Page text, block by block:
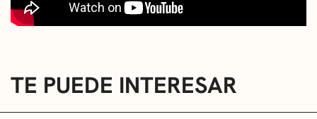
TE PUEDE INTERESAR